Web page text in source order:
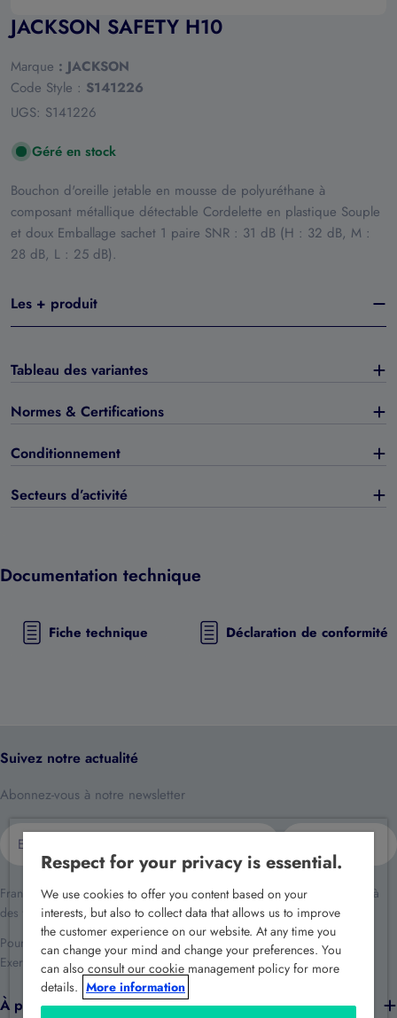
JACKSON SAFETY H10
Marque : JACKSON
Code Style : S141226
UGS: S141226
Géré en stock
Bouchon d'oreille jetable en mousse de polyuréthane à
composant métallique détectable Cordelette en plastique Souple
et doux Emballage sachet 1 paire SNR : 31 dB (H : 32 dB, M :
28 dB, L : 25 dB).
Les + produit
Tableau des variantes
Normes & Certifications
Conditionnement
Secteurs d’activité
Documentation technique
Fiche technique Déclaration de conformité
Suivez notre actualité
Abonnez-vous à notre newsletter
mail
France Sécurité traite vos données dans le cadre de la relation client et à
des fins de prospection commerciale.
Pour en savoir plus reportez-vous à notre
politique de confidentialité
Exercez vos droits en écrivant àrgpd@france-securite.fr .
À propos de nous
Respect for your privacy is essential.
We use cookies to offer you content based on your
interests, but also to collect data that allows us to improve
the customer experience on our website. At any time you
can change your mind and change your preferences. You
can also consult our cookie management policy for more
details. More information